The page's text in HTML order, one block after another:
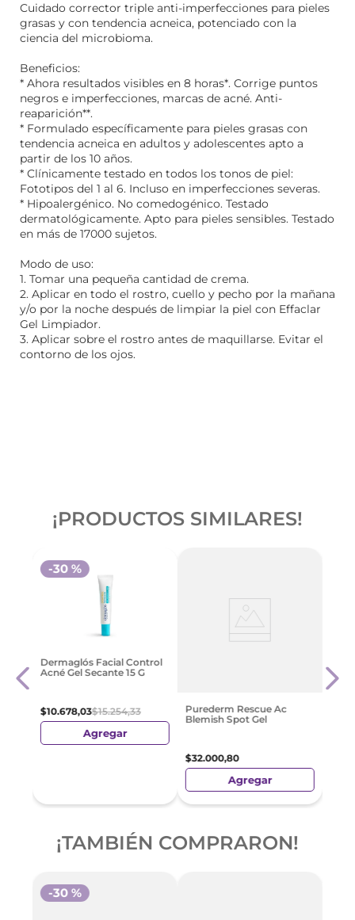
Cuidado corrector triple anti-imperfecciones para pieles
grasas y con tendencia acneica, potenciado con la
ciencia del microbioma.
Beneficios:
* Ahora resultados visibles en 8 horas*. Corrige puntos
negros e imperfecciones, marcas de acné. Anti-
reaparición**.
* Formulado específicamente para pieles grasas con
tendencia acneica en adultos y adolescentes apto a
partir de los 10 años.
* Clínicamente testado en todos los tonos de piel:
Fototipos del 1 al 6. Incluso en imperfecciones severas.
* Hipoalergénico. No comedogénico. Testado
dermatológicamente. Apto para pieles sensibles. Testado
en más de 17000 sujetos.
Modo de uso:
1. Tomar una pequeña cantidad de crema.
2. Aplicar en todo el rostro, cuello y pecho por la mañana
y/o por la noche después de limpiar la piel con Effaclar
Gel Limpiador.
3. Aplicar sobre el rostro antes de maquillarse. Evitar el
contorno de los ojos.
¡PRODUCTOS SIMILARES!
Dermaglós Facial Control
Acné Gel Secante 15 G
$10.678,03$15.254,33
-30 %
Agregar
Purederm Rescue Ac
Blemish Spot Gel
$32.000,80
Agregar
Un
¡TAMBIÉN COMPRARON!
-30 %